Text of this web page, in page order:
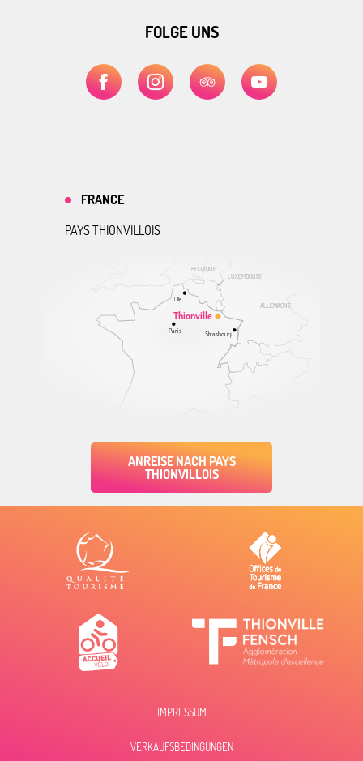
FOLGE UNS
ALLEMAGNE
BELGIQUE
LUXEMBOURG
Thionville
Lille
Paris Strasbourg
FRANCE
PAYS THIONVILLOIS
ANREISE NACH PAYS
THIONVILLOIS
IMPRESSUM
VERKAUFSBEDINGUNGEN